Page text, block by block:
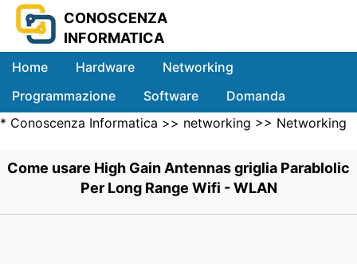
CONOSCENZA
INFORMATICA
Home Hardware
Networking
Programmazione
Software
Domanda
Sistemi
* Conoscenza Informatica >> networking >> Networking
Come usare High Gain Antennas griglia Parablolic
Per Long Range Wifi - WLAN